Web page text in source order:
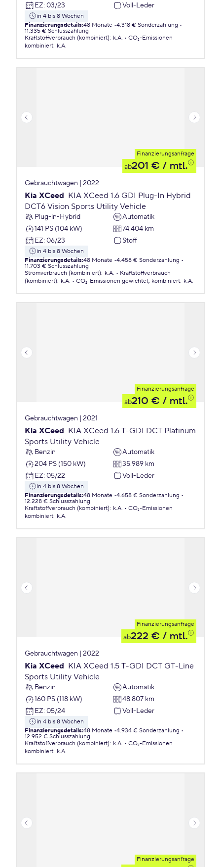
EZ: 03/23 Voll-Leder
in 4 bis 8 Wochen
Finanzierungsdetails:48 Monate 4.318 € Sonderzahlung
11.335 € Schlusszahlung
Kraftstoffverbrauch (kombiniert): k.A.
CO₂-Emissionen
kombiniert: k.A.
Finanzierungsanfrage
ab201 € / mtl.
Gebrauchtwagen | 2022
Kia XCeed KIA XCeed 1.6 GDI Plug-In Hybrid
DCT6 Vision Sports Utility Vehicle
Plug-in-Hybrid
Automatik
141 PS (104 kW)
74.404 km
EZ: 06/23 Stoff
in 4 bis 8 Wochen
Finanzierungsdetails:48 Monate 4.458 € Sonderzahlung
11.703 € Schlusszahlung
Stromverbrauch (kombiniert): k.A.
Kraftstoffverbrauch
(kombiniert): k.A. CO₂-Emissionen gewichtet, kombiniert: k.A.
Finanzierungsanfrage
ab210 € / mtl.
Gebrauchtwagen | 2021
Kia XCeed KIA XCeed 1.6 T-GDI DCT Platinum
Sports Utility Vehicle
Benzin
Automatik
204 PS (150 kW)
35.989 km
EZ: 05/22 Voll-Leder
in 4 bis 8 Wochen
Finanzierungsdetails:48 Monate 4.658 € Sonderzahlung
12.228 € Schlusszahlung
Kraftstoffverbrauch (kombiniert): k.A.
CO₂-Emissionen
kombiniert: k.A.
Finanzierungsanfrage
ab222 € / mtl.
Gebrauchtwagen | 2022
Kia XCeed KIA XCeed 1.5 T-GDI DCT GT-Line
Sports Utility Vehicle
Benzin
Automatik
160 PS (118 kW)
48.807 km
EZ: 05/24 Voll-Leder
in 4 bis 8 Wochen
Finanzierungsdetails:48 Monate 4.934 € Sonderzahlung
12.952 € Schlusszahlung
Kraftstoffverbrauch (kombiniert): k.A.
CO₂-Emissionen
kombiniert: k.A.
Finanzierungsanfrage